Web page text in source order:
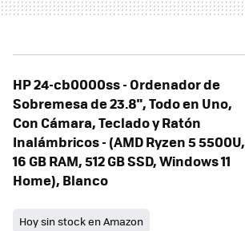
HP 24-cb0000ss - Ordenador de
Sobremesa de 23.8", Todo en Uno,
Con Cámara, Teclado y Ratón
Inalámbricos - (AMD Ryzen 5 5500U,
16 GB RAM, 512 GB SSD, Windows 11
Home), Blanco
Hoy sin stock en Amazon